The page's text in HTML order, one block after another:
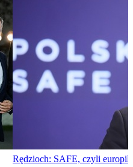
Rędzioch: SAFE, czyli